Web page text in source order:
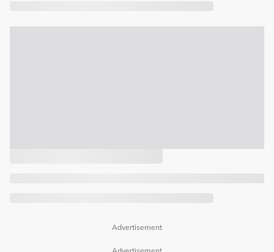
Advertisement